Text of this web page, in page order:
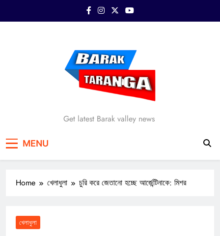
Barak Taranga
Get latest Barak valley news
MENU
Home খেলাধুলা চুরি করে জেতানো হচ্ছে আর্জেন্টিনাকে: মিশর
খেলাধুলা